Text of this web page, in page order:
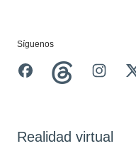
Realidad virtual
Síguenos